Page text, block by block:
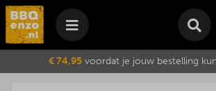
Winkelmand
€ 74,95voordat je jouw bestelling